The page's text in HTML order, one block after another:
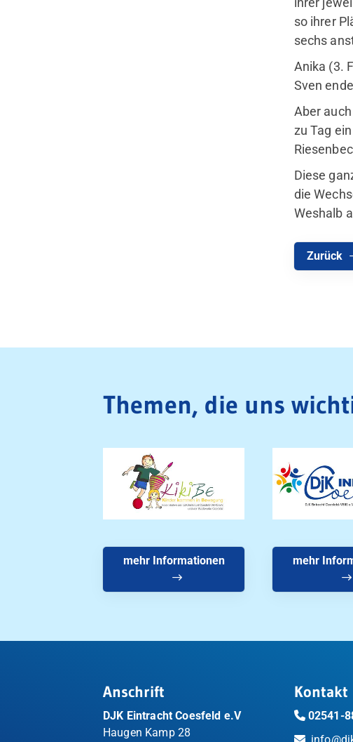
so ihrer
sechs
Anika (3.
Sven
Aber
zu Tag
Diese
die
Weshalb
Zurück
Themen, die uns
mehr Informationen mehr
Anschrift
DJK Eintracht Coesfeld e.V
Haugen Kamp 28
Kontakt
02541-